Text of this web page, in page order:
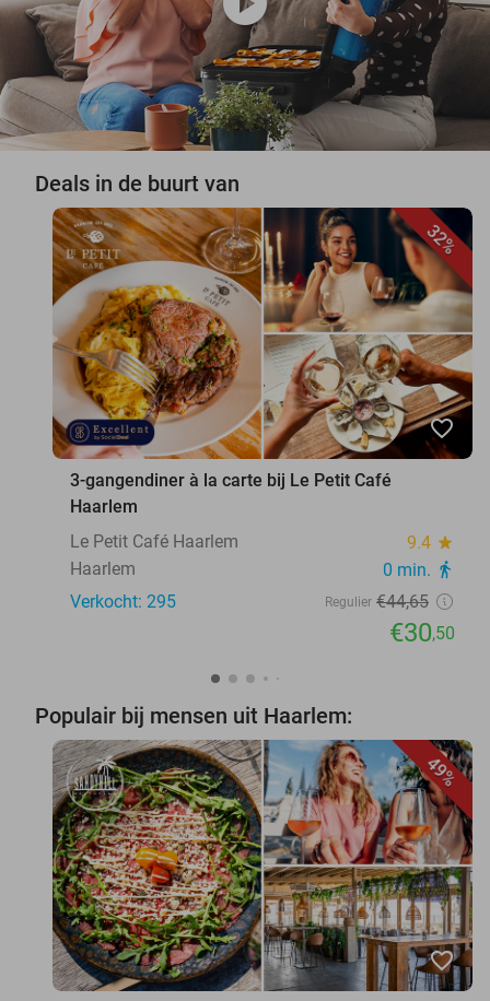
Deals in de buurt van
32%
favorite_border
3-gangendiner à la carte bij Le Petit Café
Haarlem
Le Petit Café Haarlem
9.4 star
Haarlem 0 min. directions_walk
Verkocht: 295 Regulier €44,65
€30,50
Populair bij mensen uit Haarlem:
49%
favorite_border